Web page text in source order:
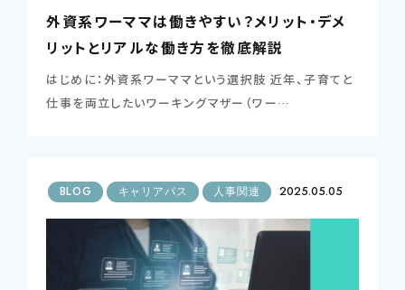
外資系ワーママは働きやすい？メリット・デメ
リットとリアルな働き方を徹底解説
はじめに：外資系ワーママという選択肢 近年、子育てと
仕事を両立したいワーキングマザー（ワー…
BLOG キャリアパス 人事関連 2025.05.05